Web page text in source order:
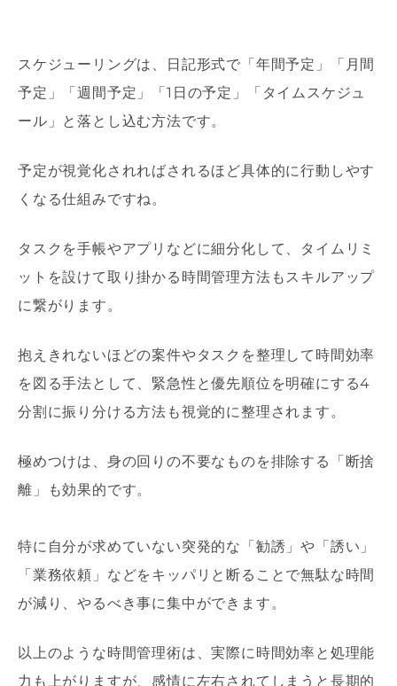
スケジューリングは、日記形式で「年間予定」「月間
予定」「週間予定」「1 日の予定」「タイムスケジュ
ール」と落とし込む方法です。
予定が視覚化されればされるほど具体的に行動しやす
くなる仕組みですね。
タスクを手帳やアプリなどに細分化して、タイムリミ
ットを設けて取り掛かる時間管理方法もスキルアップ
に繋がります。
抱えきれないほどの案件やタスクを整理して時間効率
を図る手法として、緊急性と優先順位を明確にする4
分割に振り分ける方法も視覚的に整理されます。
極めつけは、身の回りの不要なものを排除する「断捨
離」も効果的です。
特に自分が求めていない突発的な「勧誘」や「誘い」
「業務依頼」などをキッパリと断ることで無駄な時間
が減り、やるべき事に集中ができます。
以上のような時間管理術は、実際に時間効率と処理能
力も上がりますが、感情に左右されてしまうと長期的